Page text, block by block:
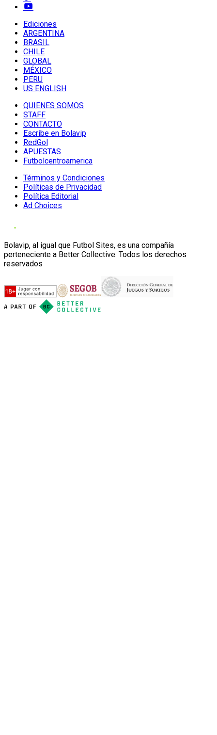
Ediciones
ARGENTINA
BRASIL
CHILE
GLOBAL
MÉXICO
PERU
US ENGLISH
QUIENES SOMOS
STAFF
CONTACTO
Escribe en Bolavip
RedGol
APUESTAS
Futbolcentroamerica
Términos y Condiciones
Políticas de Privacidad
Política Editorial
Ad Choices
Bolavip, al igual que Futbol Sites, es una compañía
perteneciente a Better Collective. Todos los derechos
reservados